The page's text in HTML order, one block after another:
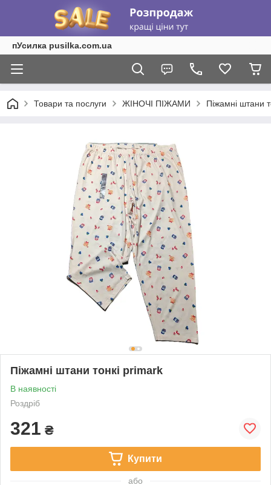
пУсилка pusilka.com.ua
Товари та послуги ЖІНОЧІ ПІЖАМИ Піжамні штани
Піжамні штани тонкі primark
В наявності
Роздріб
321 ₴
Купити
або